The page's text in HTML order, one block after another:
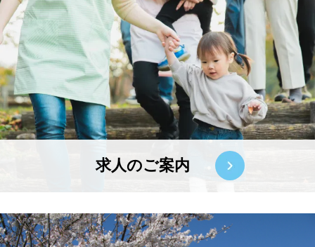
求人のご案内